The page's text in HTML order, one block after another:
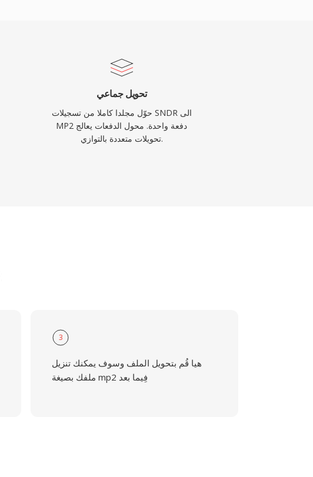
تحويل جماعي
حوّل مجلدا كاملا من تسجيلات SNDR الى
MP2 دفعة واحدة. محول الدفعات يعالج
تحويلات متعددة بالتوازي.
3
هيا قُم بتحويل الملف وسوف يمكنك تنزيل
ملفك بصيغة mp2 فِيما بعد